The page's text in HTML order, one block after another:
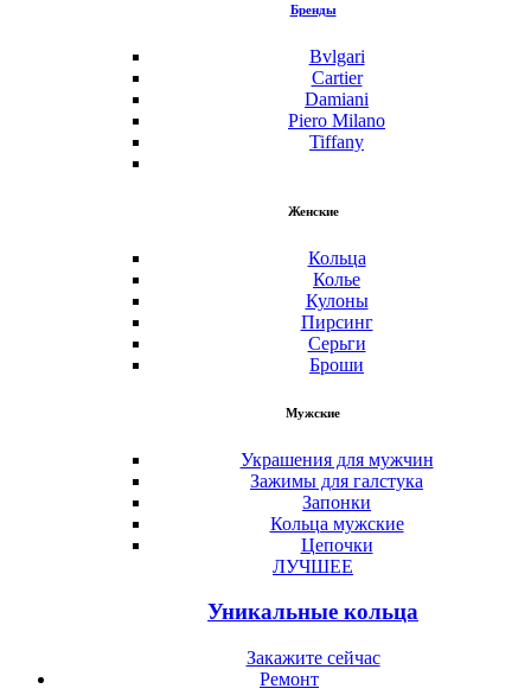
Бренды
Bvlgari
Cartier
Damiani
Piero Milano
Tiffany
Женские
Кольца
Колье
Кулоны
Пирсинг
Серьги
Броши
Мужские
Украшения для мужчин
Зажимы для галстука
Запонки
Кольца мужские
Цепочки
ЛУЧШЕЕ
Уникальные кольца
Закажите сейчас
Ремонт